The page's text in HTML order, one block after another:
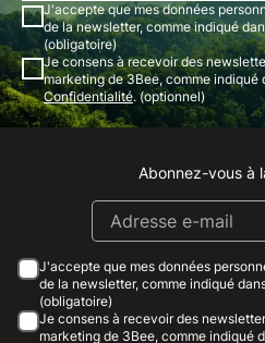
J'accepte que mes données
de la newsletter, comme indiqué
(obligatoire)
Je consens à recevoir des
marketing de 3Bee, comme indiqué
Confidentialité. (optionnel)
Abonnez-vous à
J'accepte que mes données
de la newsletter, comme indiqué
(obligatoire)
Je consens à recevoir des
marketing de 3Bee, comme indiqué